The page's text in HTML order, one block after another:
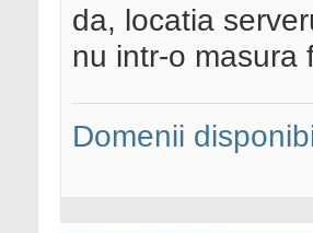
da, locatia
nu intr-o masura
Domenii